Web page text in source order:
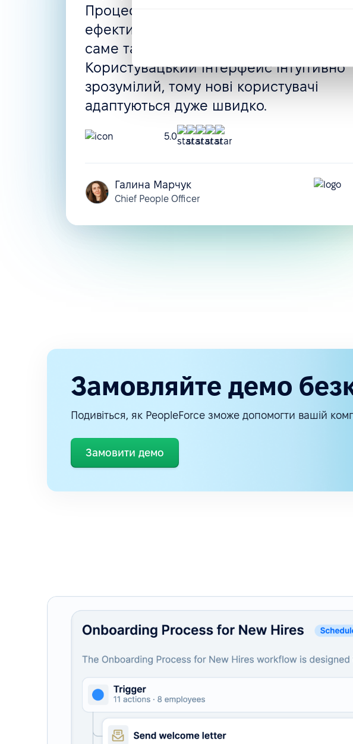
Процес найму і навіть оцінка
ефективності можуть бути налаштовані
саме так, як вам потрібно.
Користувацький інтерфейс інтуїтивно
зрозумілий, тому нові користувачі
адаптуються дуже швидко.
5.0
Галина Марчук
Chief People Officer
Замовляйте демо
Подивіться, як PeopleForce зможе допомогти вашій
Замовити демо